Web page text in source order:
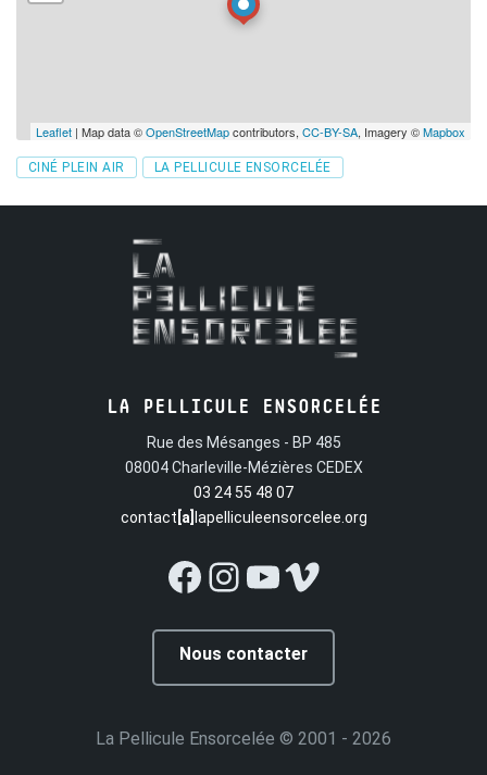
Leaflet | Map data ©OpenStreetMapcontributors, CC-BY-SA, Imagery ©Mapbox
Tags
CINÉ PLEIN AIR LA PELLICULE ENSORCELÉE
LA PELLICULE ENSORCELÉE
Rue des Mésanges - BP 485
08004 Charleville-Mézières CEDEX
03 24 55 48 07
contact [a] lapelliculeensorcelee.org
Facebook
Instagram
YouTube
Vimeo
Nous contacter
La Pellicule Ensorcelée © 2001 - 2026